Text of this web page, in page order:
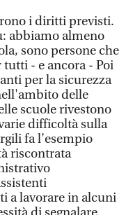
i diritti previsti.
abbiamo almeno
sono persone che
tutti - e ancora - Poi
per la sicurezza
delle
scuole rivestono
difficoltà sulla
fa l’esempio
riscontrata
a lavorare in alcuni